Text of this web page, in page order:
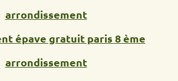
arrondissement
épave gratuit paris 8 ème
arrondissement